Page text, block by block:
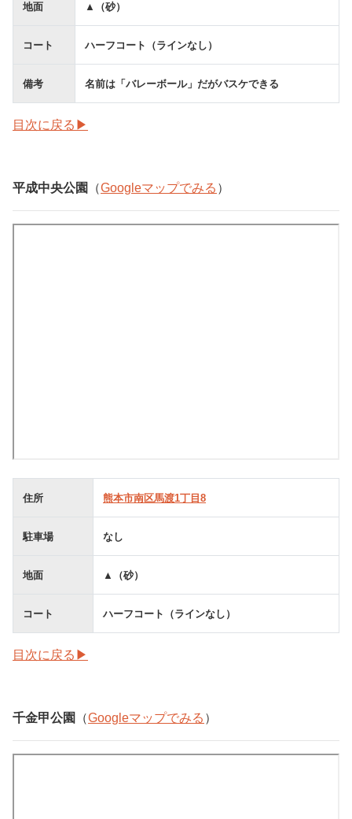
地面 ▲（砂）
コート ハーフコート（ラインなし）
備考 名前は「バレーボール」だがバスケできる
目次に戻る▶
平成中央公園 （Googleマップでみる ）
住所 熊本市南区馬渡1丁目8
駐車場 なし
地面 ▲（砂）
コート ハーフコート（ラインなし）
目次に戻る▶
千金甲公園 （Googleマップでみる ）